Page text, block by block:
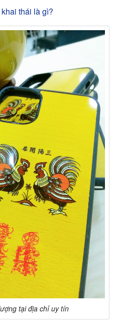
thái là gì?
tại địa chỉ uy tín